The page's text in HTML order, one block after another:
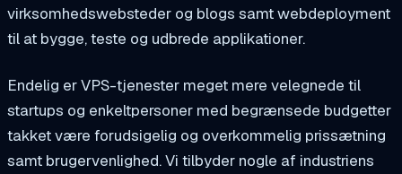
virksomhedswebsteder og blogs samt webdeployment
til at bygge, teste og udbrede applikationer.
Endelig er VPS-tjenester meget mere velegnede til
startups og enkeltpersoner med begrænsede budgetter
takket være forudsigelig og overkommelig prissætning
samt brugervenlighed. Vi tilbyder nogle af industriens